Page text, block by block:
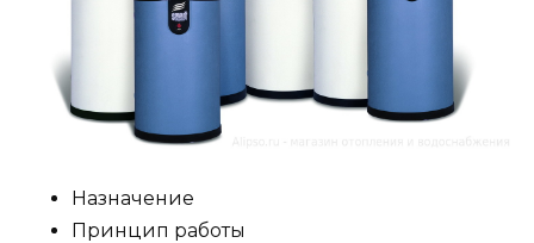
Назначение
Принцип работы